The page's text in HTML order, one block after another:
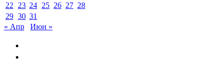
22
23 24 25 26 27 28
29 30 31
« Апр
Июн »